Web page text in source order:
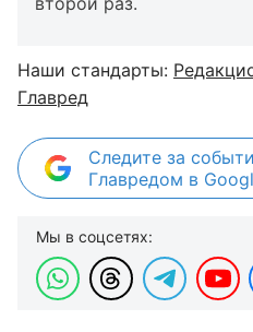
Наши стандарты:
Главред
Следите за
Главредом в
Мы в соцсетях: